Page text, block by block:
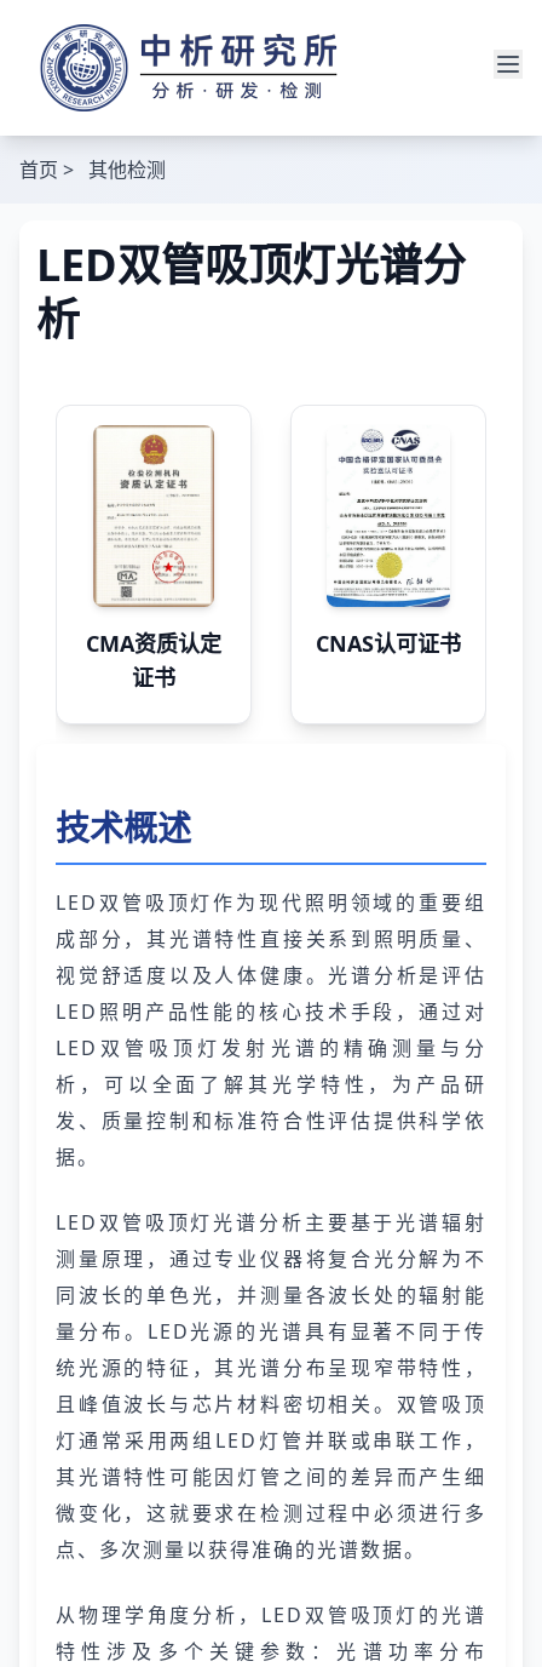
首页 > 其他检测
LED双管吸顶灯光谱分
析
CMA资质认定
证书
CNAS认可证书
技术概述
LED双管吸顶灯作为现代照明领域的重要组
成部分，其光谱特性直接关系到照明质量、
视觉舒适度以及人体健康。光谱分析是评估
LED照明产品性能的核心技术手段，通过对
LED双管吸顶灯发射光谱的精确测量与分
析，可以全面了解其光学特性，为产品研
发、质量控制和标准符合性评估提供科学依
据。
LED双管吸顶灯光谱分析主要基于光谱辐射
测量原理，通过专业仪器将复合光分解为不
同波长的单色光，并测量各波长处的辐射能
量分布。LED光源的光谱具有显著不同于传
统光源的特征，其光谱分布呈现窄带特性，
且峰值波长与芯片材料密切相关。双管吸顶
灯通常采用两组LED灯管并联或串联工作，
其光谱特性可能因灯管之间的差异而产生细
微变化，这就要求在检测过程中必须进行多
点、多次测量以获得准确的光谱数据。
从物理学角度分析，LED双管吸顶灯的光谱
特性涉及多个关键参数：光谱功率分布